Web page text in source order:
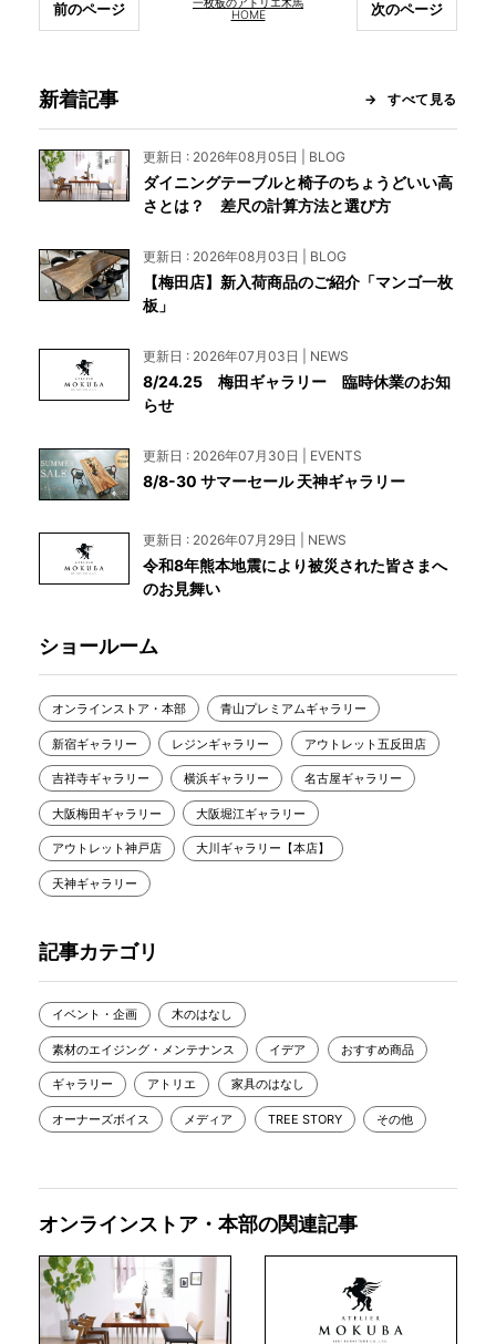
一枚板のアトリエ木馬
HOME
前のページ 次のページ
新着記事 すべて見る
更新日 : 2026年08月05日 | BLOG
ダイニングテーブルと椅子のちょうどいい高
さとは？ 差尺の計算方法と選び方
更新日 : 2026年08月03日 | BLOG
【梅田店】新入荷商品のご紹介「マンゴ一枚
板」
更新日 : 2026年07月03日 | NEWS
8/24.25 梅田ギャラリー 臨時休業のお知
らせ
更新日 : 2026年07月30日 | EVENTS
8/8-30 サマーセール 天神ギャラリー
更新日 : 2026年07月29日 | NEWS
令和8年熊本地震により被災された皆さまへ
のお見舞い
ショールーム
オンラインストア・本部 青山プレミアムギャラリー
新宿ギャラリー レジンギャラリー アウトレット五反田店
吉祥寺ギャラリー 横浜ギャラリー 名古屋ギャラリー
大阪梅田ギャラリー 大阪堀江ギャラリー
アウトレット神戸店 大川ギャラリー【本店】
天神ギャラリー
記事カテゴリ
イベント・企画 木のはなし
素材のエイジング・メンテナンス イデア おすすめ商品
ギャラリー アトリエ 家具のはなし
オーナーズボイス メディア TREE STORY その他
オンラインストア・本部の関連記事